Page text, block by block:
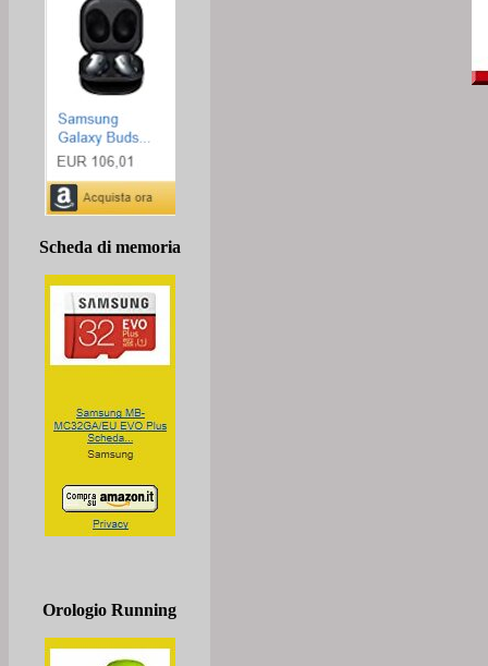
Scheda di memoria
Orologio Running